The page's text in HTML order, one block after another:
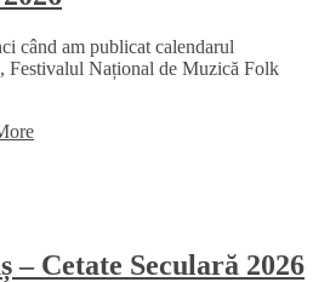
când am publicat calendarul
Național de Muzică Folk
Cetate Seculară 2026